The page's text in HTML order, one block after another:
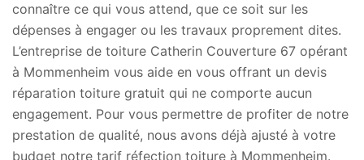
connaître ce qui vous attend, que ce soit sur les
dépenses à engager ou les travaux proprement dites.
L’entreprise de toiture Catherin Couverture 67 opérant
à Mommenheim vous aide en vous offrant un devis
réparation toiture gratuit qui ne comporte aucun
engagement. Pour vous permettre de profiter de notre
prestation de qualité, nous avons déjà ajusté à votre
budget notre tarif réfection toiture à Mommenheim.